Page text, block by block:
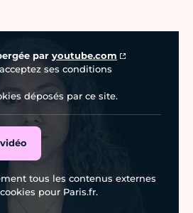
par youtube.com
ses conditions
déposés par ce site.
tous les contenus externes
pour Paris.fr.